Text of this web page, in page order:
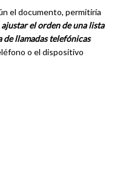
el documento, permitiría
el orden de una lista
de llamadas telefónicas
o el dispositivo